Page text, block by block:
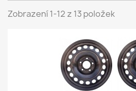
Zobrazení 1-12 z 13 položek